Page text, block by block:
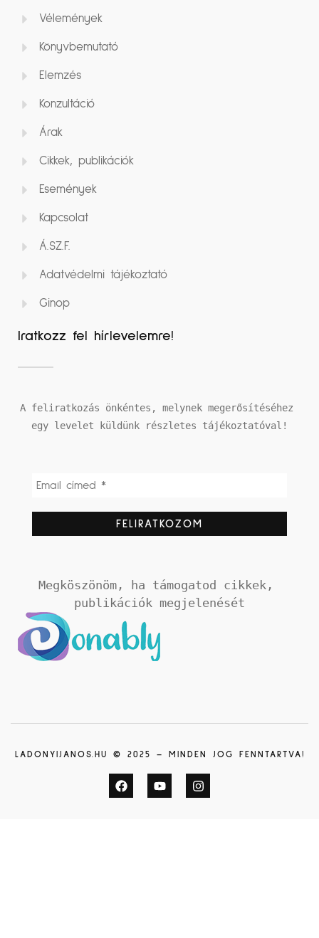
Vélemények
Könyvbemutató
Elemzés
Konzultáció
Árak
Cikkek, publikációk
Események
Kapcsolat
Á.SZ.F.
Adatvédelmi tájékoztató
Ginop
Iratkozz fel hírlevelemre!
A feliratkozás önkéntes, melynek megerősítéséhez
egy levelet küldünk részletes tájékoztatóval!
Megköszönöm, ha támogatod cikkek,
publikációk megjelenését
LADONYIJANOS.HU © 2025 – MINDEN JOG FENNTARTVA!